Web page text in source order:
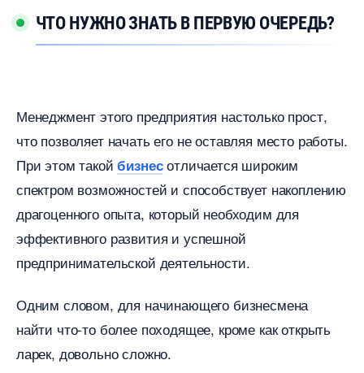
ЧТО НУЖНО ЗНАТЬ В ПЕРВУЮ ОЧЕРЕДЬ?
Менеджмент этого предприятия настолько прост,
что позволяет начать его не оставляя место работы.
При этом такойизнесотличается широким
спектром возможностей и способствует накоплению
драгоценного опыта, который необходим для
эффективного развития и успешной
предпринимательской деятельности.
Одним словом, для начинающего бизнесмена
найти что-то более походящее, кроме как открыть
ларек, довольно сложно.